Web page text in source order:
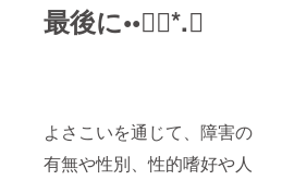
最後に••❁⃘*.ﾟ
よさこいを通じて、障害の
有無や性別、性的嗜好や人